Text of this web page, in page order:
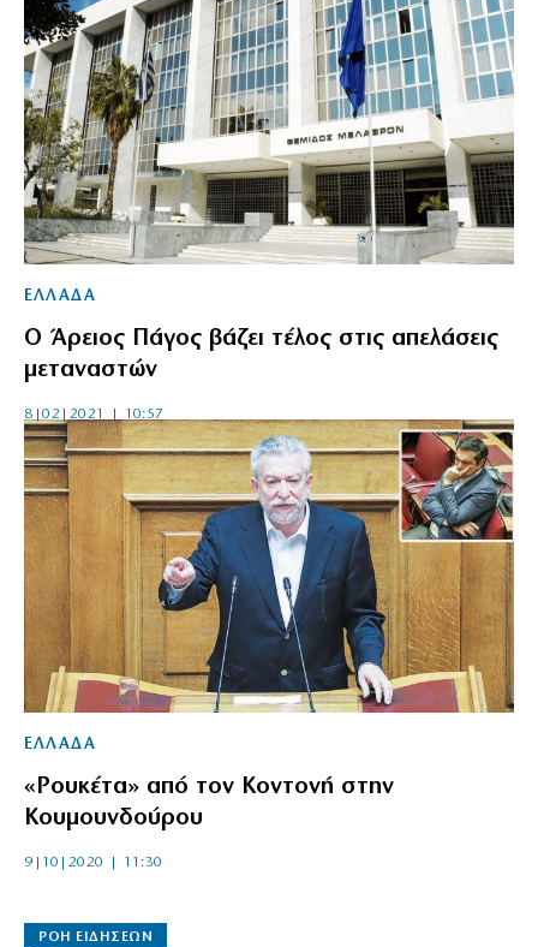
ΕΛΛΑΔΑ
Ο Άρειος Πάγος βάζει τέλος στις απελάσεις
μεταναστών
8|02|2021 | 10:57
ΕΛΛΑΔΑ
«Ρουκέτα» από τον Κοντονή στην
Κουμουνδούρου
9|10|2020 | 11:30
ΡΟΗ ΕΙΔΗΣΕΩΝ